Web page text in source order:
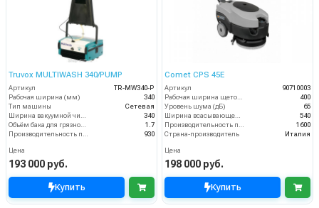
Truvox MULTIWASH 340/PUMP
Артикул
TR-MW340-P
Рабочая ширина (мм)
340
Тип машины
Сетевая
340
1.7
930
Цена
193 000 руб.
Купить
Comet CPS 45E
Артикул
90710003
400
Уровень шума (дБ)
65
540
1600
Страна-производитель
Италия
Цена
198 000 руб.
Купить